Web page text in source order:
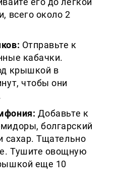
всего около 2
Отправьте к
кабачки.
крышкой в
чтобы они
Добавьте к
болгарский
сахар. Тщательно
Тушите овощную
еще 10